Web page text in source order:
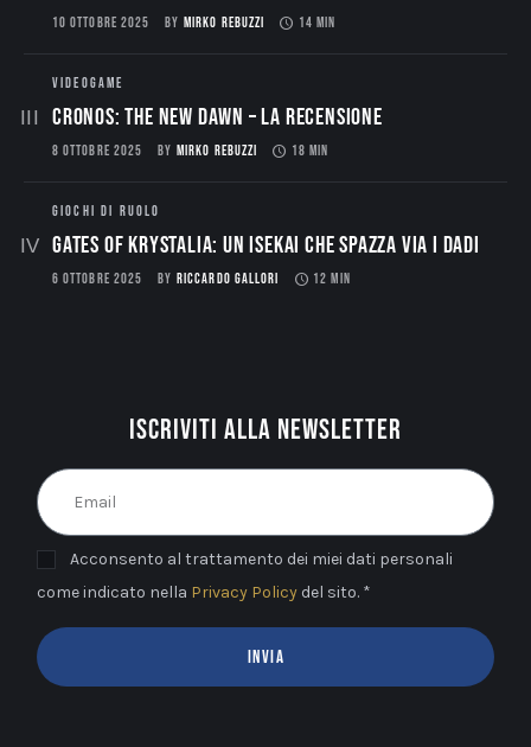
10 OTTOBRE 2025 BY MIRKO REBUZZI 14 MIN
VIDEOGAME
CRONOS: THE NEW DAWN – La Recensione
8 OTTOBRE 2025 BY MIRKO REBUZZI 18 MIN
GIOCHI DI RUOLO
Gates of Krystalia: Un Isekai che spazza via i dadi
6 OTTOBRE 2025 BY RICCARDO GALLORI 12 MIN
Iscriviti alla newsletter
Acconsento al trattamento dei miei dati personali
come indicato nella Privacy Policy del sito. *
INVIA